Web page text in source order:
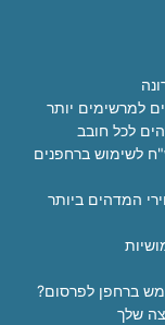
לכל חובב
התקשורת קבע קנס עד 70,000 ש"ח לשימוש ברחפנים
ברחפן לפרסום?
שלך